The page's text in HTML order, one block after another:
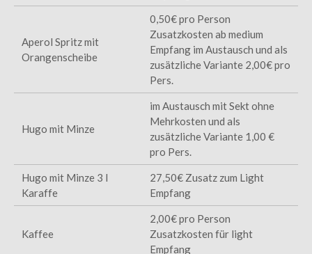
Aperol Spritz mit
Orangenscheibe
0,50€ pro Person
Zusatzkosten ab medium
Empfang im Austausch und als
zusätzliche Variante 2,00€ pro
Pers.
Hugo mit Minze
im Austausch mit Sekt ohne
Mehrkosten und als
zusätzliche Variante 1,00 €
pro Pers.
Hugo mit Minze 3 l
Karaffe
27,50€ Zusatz zum Light
Empfang
Kaffee
2,00€ pro Person
Zusatzkosten für light
Empfang